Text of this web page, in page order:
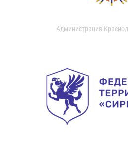
Администрация